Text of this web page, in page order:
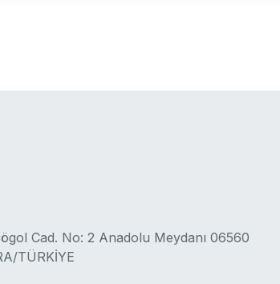
Cad. No: 2 Anadolu Meydanı 06560
TÜRKİYE